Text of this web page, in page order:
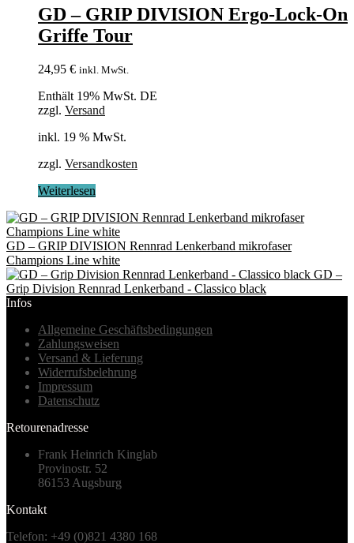
GD – GRIP DIVISION Ergo-Lock-On
Griffe Tour
24,95 € inkl. MwSt.
Enthält 19% MwSt. DE
zzgl. Versand
inkl. 19 % MwSt.
zzgl. Versandkosten
Weiterlesen
GD – GRIP DIVISION Rennrad Lenkerband mikrofaser
Champions Line white
GD –
Grip Division Rennrad Lenkerband - Classico black
Infos
Allgemeine Geschäftsbedingungen
Zahlungsweisen
Versand & Lieferung
Widerrufsbelehrung
Impressum
Datenschutz
Retourenadresse
Frank Heinrich Kinglab
Provinostr. 52
86153 Augsburg
Kontakt
Telefon: +49 (0)821 4380 168